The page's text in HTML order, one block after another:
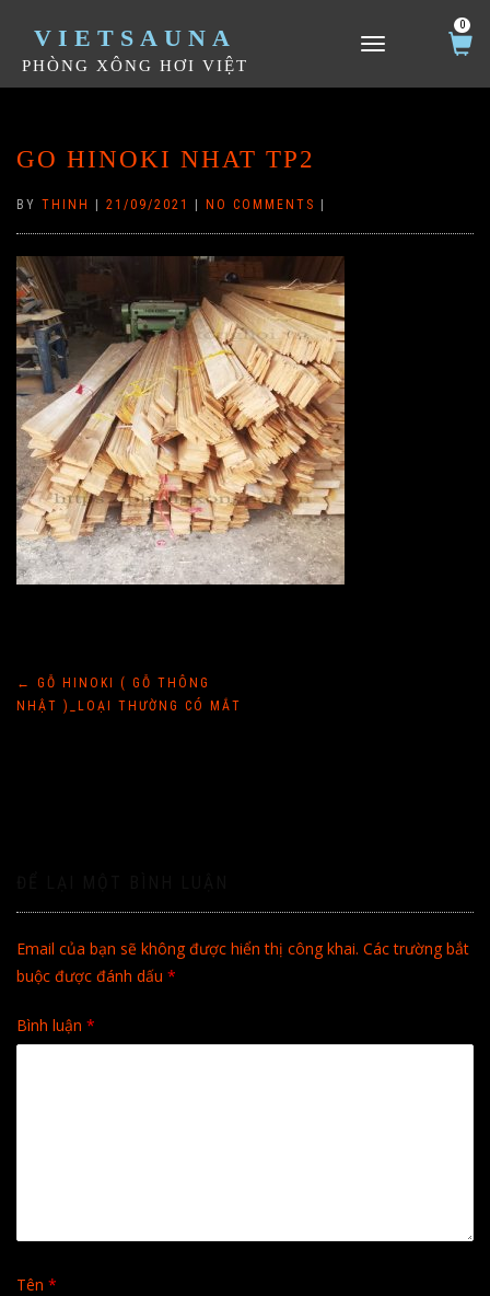
VIETSAUNA
PHÒNG XÔNG HƠI VIỆT
TOGGLE NAVIGATION
0
GO HINOKI NHAT TP2
BY THINH 21/09/2021 NO COMMENTS
Điều
←
GỖ HINOKI ( GỖ THÔNG
NHẬT )_LOẠI THƯỜNG CÓ MẮT
Email của bạn sẽ không được hiển thị công khai. Các trường bắt
buộc được đánh dấu *
Bình luận *
Tên *